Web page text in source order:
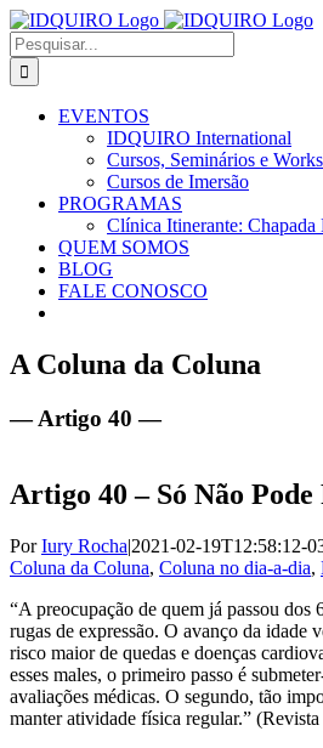
Ir
para
o
conteúdo
Facebook
Instagram
X
LinkedIn
E-
mail
Buscar
resultados
para:
EVENTOS
IDQUIRO International
Cursos, Seminários e
Cursos de Imersão
PROGRAMAS
Clínica Itinerante: Chapada
QUEM SOMOS
BLOG
FALE CONOSCO
A Coluna da Coluna
— Artigo 40 —
Artigo 40 – Só Não
PorIury Rocha|2021-02-19T12:58:12-
Coluna da Coluna, Coluna no dia-a-dia,
“A preocupação de quem já passou dos
rugas de expressão. O avanço da idade
risco maior de quedas e doenças
esses males, o primeiro passo é
avaliações médicas. O segundo, tão
manter atividade física regular.” (Revista